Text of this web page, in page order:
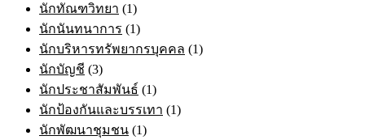
นักทัณฑวิทยา (1)
นักนันทนาการ (1)
นักบริหารทรัพยากรบุคคล (1)
นักบัญชี (3)
นักประชาสัมพันธ์ (1)
นักป้องกันและบรรเทา (1)
นักพัฒนาชุมชน (1)